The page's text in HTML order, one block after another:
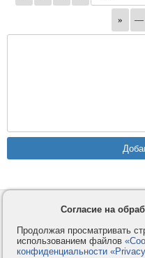
Контакты
Услуги
Согласие на
Продолжая просматривать
использованием файлов
конфиденциальности